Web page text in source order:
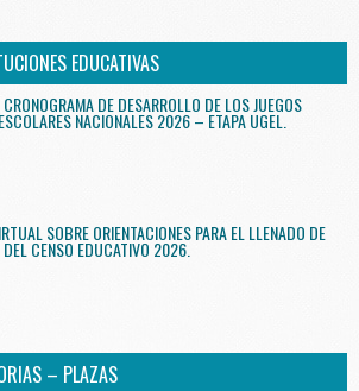
EDUCATIVAS
DE DESARROLLO DE LOS JUEGOS
NACIONALES 2026 – ETAPA UGEL.
SOBRE ORIENTACIONES PARA EL LLENADO DE
DEL CENSO EDUCATIVO 2026.
– PLAZAS